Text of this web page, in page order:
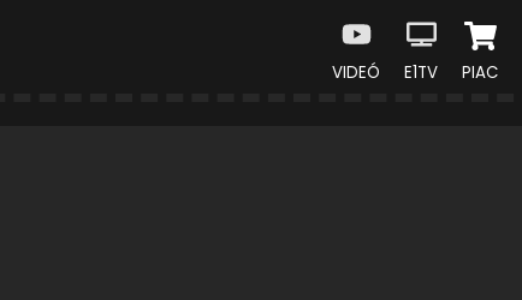
VIDEÓ E1TV PIAC